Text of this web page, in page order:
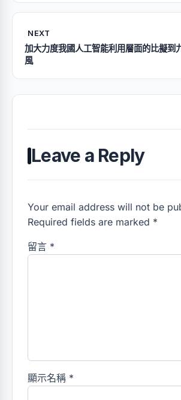
NEXT
加大力度我國人工智能利用層面的比擬到
風
Leave a Reply
Your email address will not be
Required fields are marked *
留言 *
顯示名稱 *